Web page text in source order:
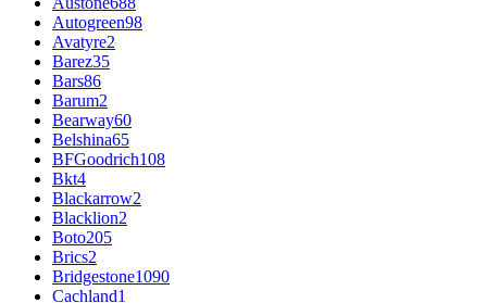
Autogreen98
Avatyre2
Barez35
Bars86
Barum2
Bearway60
Belshina65
BFGoodrich108
Bkt4
Blackarrow2
Blacklion2
Boto205
Brics2
Bridgestone1090
Cachland1